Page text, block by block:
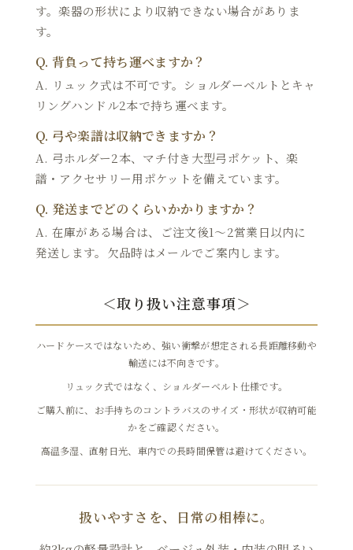
す。楽器の形状により収納できない場合がありま
す。
Q. 背負って持ち運べますか？
A. リュック式は不可です。ショルダーベルトとキャ
リングハンドル2本で持ち運べます。
Q. 弓や楽譜は収納できますか？
A. 弓ホルダー2本、マチ付き大型弓ポケット、楽
譜・アクセサリー用ポケットを備えています。
Q. 発送までどのくらいかかりますか？
A. 在庫がある場合は、ご注文後1～2営業日以内に
発送します。欠品時はメールでご案内します。
＜取り扱い注意事項＞
ハードケースではないため、強い衝撃が想定される長距離移動や
輸送には不向きです。
リュック式ではなく、ショルダーベルト仕様です。
ご購入前に、お手持ちのコントラバスのサイズ・形状が収納可能
かをご確認ください。
高温多湿、直射日光、車内での長時間保管は避けてください。
扱いやすさを、日常の相棒に。